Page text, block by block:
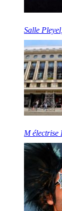
Salle
M électrise